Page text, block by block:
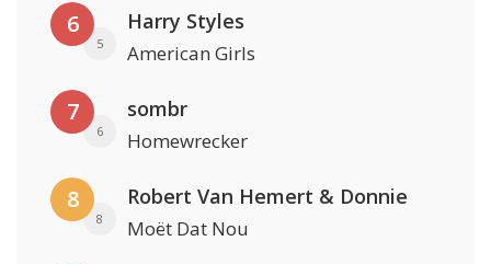
6
5
Harry Styles
American Girls
7
6
sombr
Homewrecker
8
8
Robert Van Hemert & Donnie
Moët Dat Nou